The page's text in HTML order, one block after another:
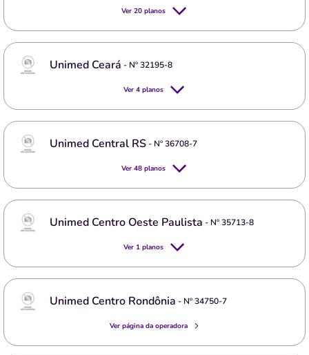
Ver 20 planos
Unimed Ceará - Nº32195-8
Ver 4 planos
Unimed Central RS- Nº36708-7
Ver 48 planos
Unimed Centro Oeste Paulista - Nº35713-8
Ver 1 planos
Unimed Centro Rondônia - Nº34750-7
Ver página da operadora